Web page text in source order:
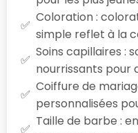
Coloration :
simple reflet à la
Soins capillaires :
nourrissants pour
Coiffure de
personnalisées
Taille de barbe :